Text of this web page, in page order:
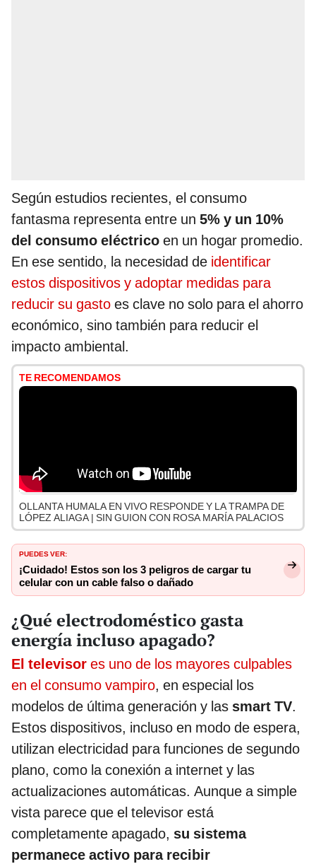
Según estudios recientes, el consumo
fantasma representa entre un 5% y un 10%
del consumo eléctrico en un hogar promedio.
En ese sentido, la necesidad de identificar
estos dispositivos y adoptar medidas para
reducir su gasto es clave no solo para el ahorro
económico, sino también para reducir el
impacto ambiental.
TE RECOMENDAMOS
OLLANTA HUMALA EN VIVO RESPONDE Y LA TRAMPA DE
LÓPEZ ALIAGA | SIN GUION CON ROSA MARÍA PALACIOS
PUEDES VER:
¡Cuidado! Estos son los 3 peligros de cargar tu
celular con un cable falso o dañado
¿Qué electrodoméstico gasta
energía incluso apagado?
El televisor es uno de los mayores culpables
en el consumo vampiro, en especial los
modelos de última generación y las smart TV.
Estos dispositivos, incluso en modo de espera,
utilizan electricidad para funciones de segundo
plano, como la conexión a internet y las
actualizaciones automáticas. Aunque a simple
vista parece que el televisor está
completamente apagado, su sistema
permanece activo para recibir